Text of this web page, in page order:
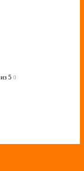
из 5 0